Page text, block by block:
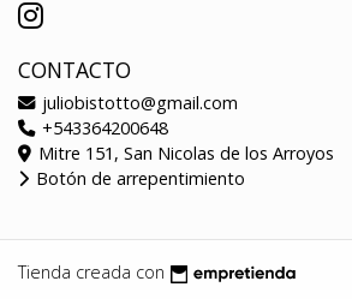
CONTACTO
juliobistotto@gmail.com
+543364200648
Mitre 151, San Nicolas de los Arroyos
Botón de arrepentimiento
Tienda creada con